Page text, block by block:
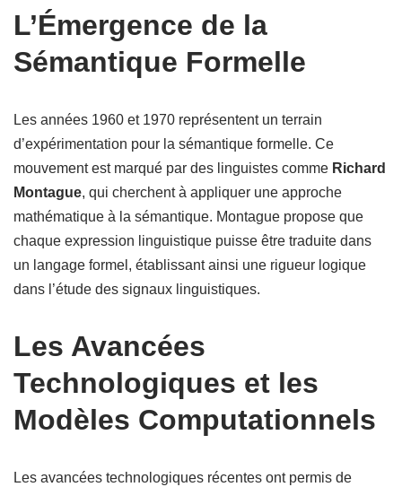
L’Émergence de la
Sémantique Formelle
Les années 1960 et 1970 représentent un terrain
d’expérimentation pour la sémantique formelle. Ce
mouvement est marqué par des linguistes comme Richard
Montague, qui cherchent à appliquer une approche
mathématique à la sémantique. Montague propose que
chaque expression linguistique puisse être traduite dans
un langage formel, établissant ainsi une rigueur logique
dans l’étude des signaux linguistiques.
Les Avancées
Technologiques et les
Modèles Computationnels
Les avancées technologiques récentes ont permis de